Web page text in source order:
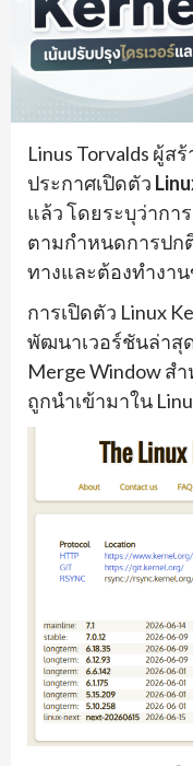
Linus Torvalds ผู้ส
ประกาศเปิดตัว
แล้ว โดยระบุว่ากา
ตามกำหนดการปก
ทางและต้องทำงา
การเปิดตัว Linux
พัฒนาเวอร์ชันล่าสุ
Merge Window ส
ถูกนำเข้ามาใน